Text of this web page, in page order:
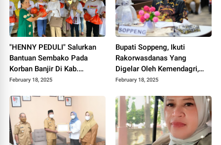
"HENNY PEDULI" Salurkan
Bantuan Sembako Pada
Korban Banjir Di Kab.
Soppeng
February 18, 2025
Bupati Soppeng, Ikuti
Rakorwasdanas Yang
Digelar Oleh Kemendagri,
KPK dan BPKP
February 18, 2025